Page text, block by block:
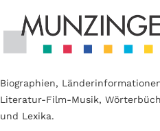
Biographien,
Literatur-Film-Musik,
und Lexika.